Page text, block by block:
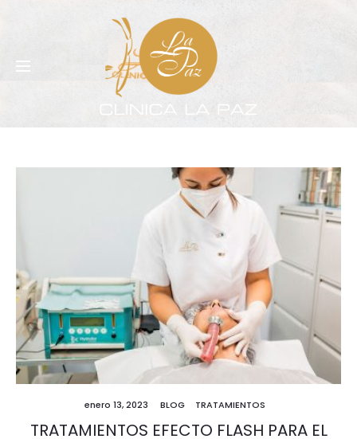
enero 13, 2023 BLOG TRATAMIENTOS
TRATAMIENTOS EFECTO FLASH PARA EL